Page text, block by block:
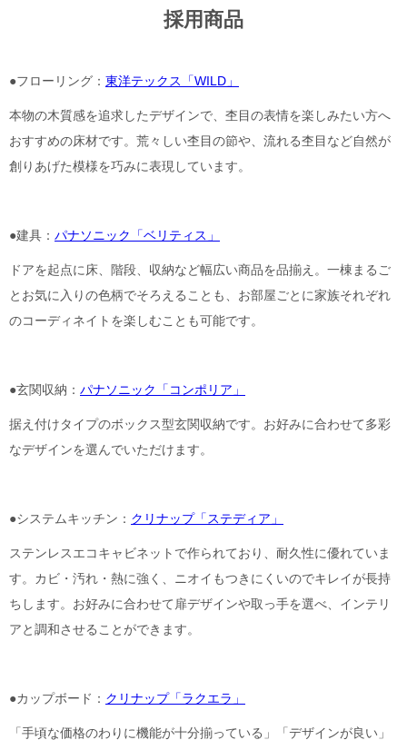
採用商品
●フローリング： 東洋テックス「WILD」
本物の木質感を追求したデザインで、杢目の表情を楽しみたい方へ
おすすめの床材です。荒々しい杢目の節や、流れる杢目など自然が
創りあげた模様を巧みに表現しています。
●建具： パナソニック「ベリティス」
ドアを起点に床、階段、収納など幅広い商品を品揃え。一棟まるご
とお気に入りの色柄でそろえることも、お部屋ごとに家族それぞれ
のコーディネイトを楽しむことも可能です。
●玄関収納： パナソニック「コンポリア」
据え付けタイプのボックス型玄関収納です。お好みに合わせて多彩
なデザインを選んでいただけます。
●システムキッチン： クリナップ「ステディア」
ステンレスエコキャビネットで作られており、耐久性に優れていま
す。カビ・汚れ・熱に強く、ニオイもつきにくいのでキレイが長持
ちします。お好みに合わせて扉デザインや取っ手を選べ、インテリ
アと調和させることができます。
●カップボード： クリナップ「ラクエラ」
「手頃な価格のわりに機能が十分揃っている」「デザインが良い」